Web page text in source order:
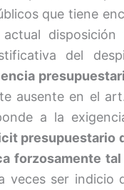
que tiene
del
ausente en el
a la
presupuestario
forzosamente
veces ser indicio